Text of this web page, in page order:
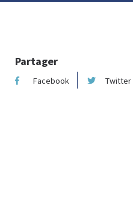
Partager
Facebook Twitter